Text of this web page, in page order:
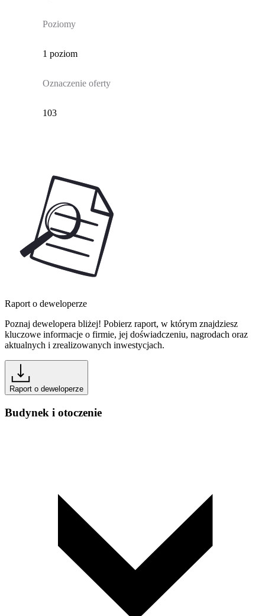
Poziomy
1 poziom
Oznaczenie oferty
103
Raport o deweloperze
Poznaj dewelopera bliżej! Pobierz raport, w którym znajdziesz
kluczowe informacje o firmie, jej doświadczeniu, nagrodach oraz
aktualnych i zrealizowanych inwestycjach.
Raport o deweloperze
Budynek i otoczenie